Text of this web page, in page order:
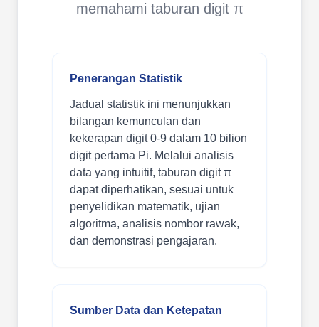
memahami taburan digit π
Penerangan Statistik
Jadual statistik ini menunjukkan
bilangan kemunculan dan
kekerapan digit 0-9 dalam 10 bilion
digit pertama Pi. Melalui analisis
data yang intuitif, taburan digit π
dapat diperhatikan, sesuai untuk
penyelidikan matematik, ujian
algoritma, analisis nombor rawak,
dan demonstrasi pengajaran.
Sumber Data dan Ketepatan